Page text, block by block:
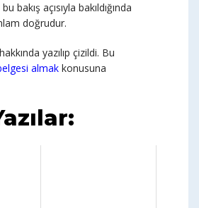
bakış açısıyla bakıldığında
doğrudur.
hakkında yazılıp çizildi. Bu
almak konusuna